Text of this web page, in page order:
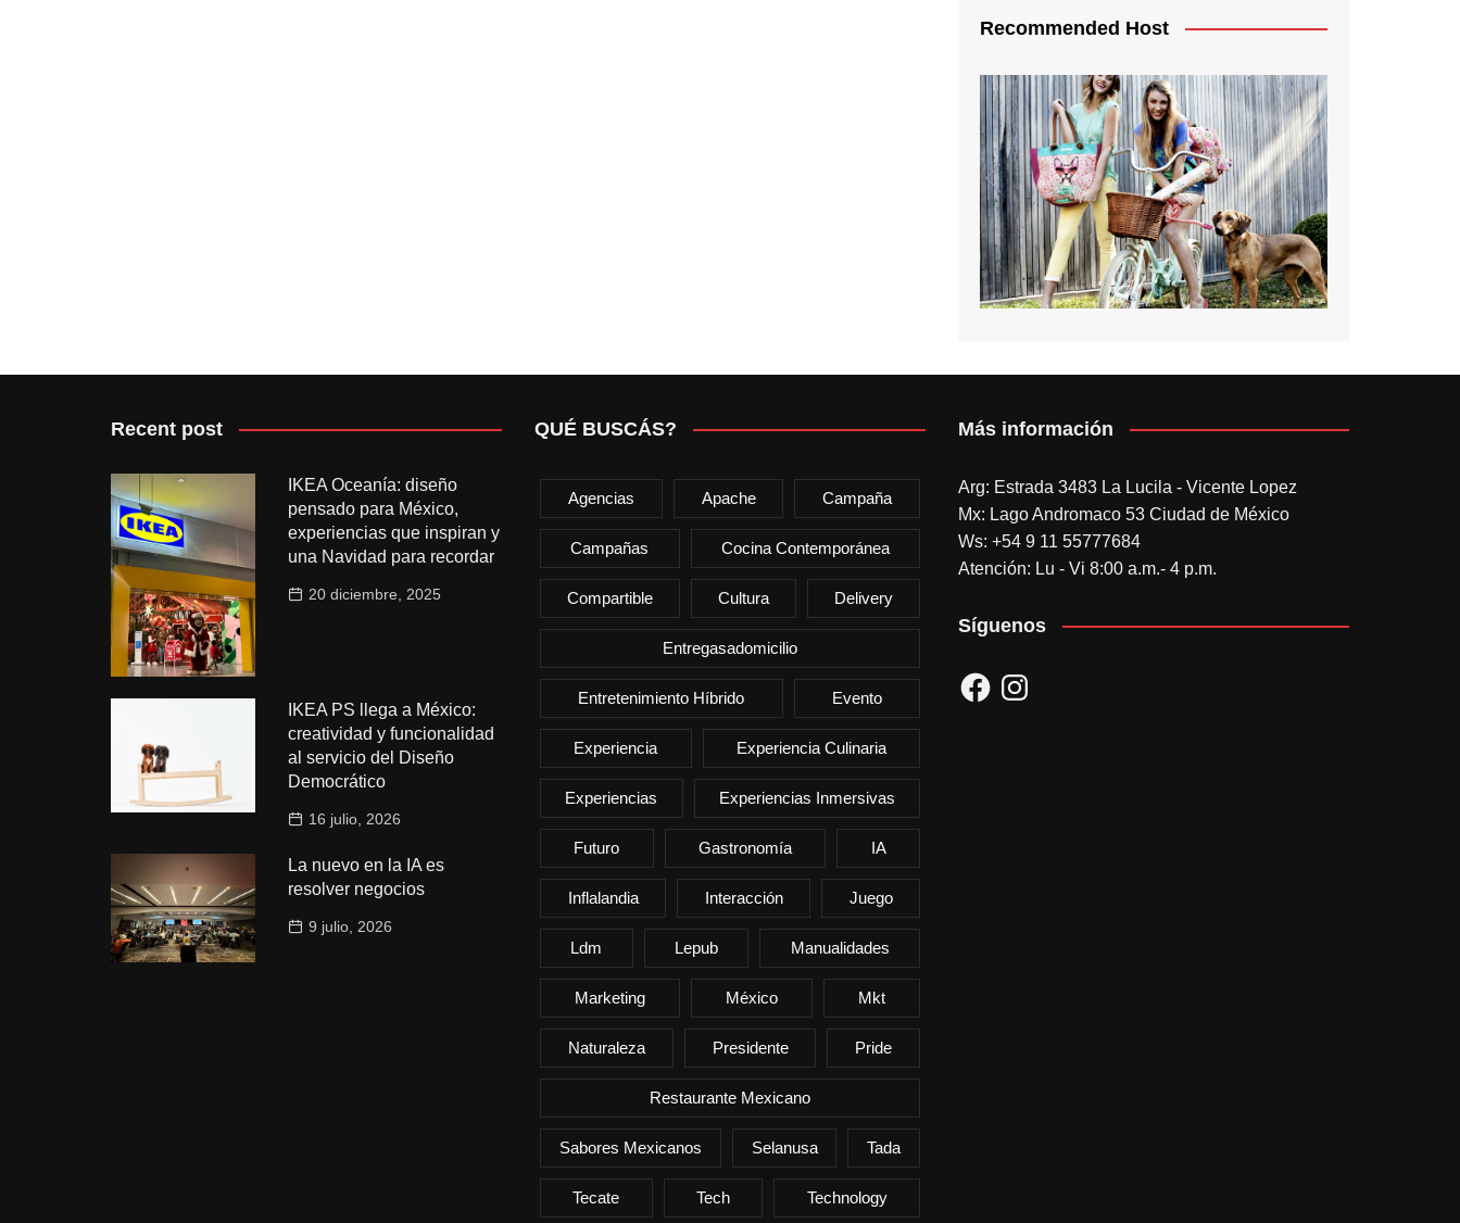
Recommended Host
Recent post
IKEA Oceanía: diseño
pensado para México,
experiencias que inspiran y
una Navidad para recordar
20 diciembre, 2025
IKEA PS llega a México:
creatividad y funcionalidad
al servicio del Diseño
Democrático
16 julio, 2026
La nuevo en la IA es
resolver negocios
9 julio, 2026
QUÉ BUSCÁS?
Agencias Apache Campaña
Campañas Cocina Contemporánea
Compartible Cultura Delivery
Entregasadomicilio
Entretenimiento Híbrido Evento
Experiencia Experiencia Culinaria
Experiencias Experiencias Inmersivas
Futuro Gastronomía IA
Inflalandia Interacción Juego
Ldm Lepub Manualidades
Marketing México Mkt
Naturaleza Presidente Pride
Restaurante Mexicano
Sabores Mexicanos Selanusa Tada
Tecate Tech Technology
Más información
Arg: Estrada 3483 La Lucila - Vicente Lopez
Mx: Lago Andromaco 53 Ciudad de México
Ws: +54 9 11 55777684
Atención: Lu - Vi 8:00 a.m.- 4 p.m.
Síguenos
FacebookInstagram